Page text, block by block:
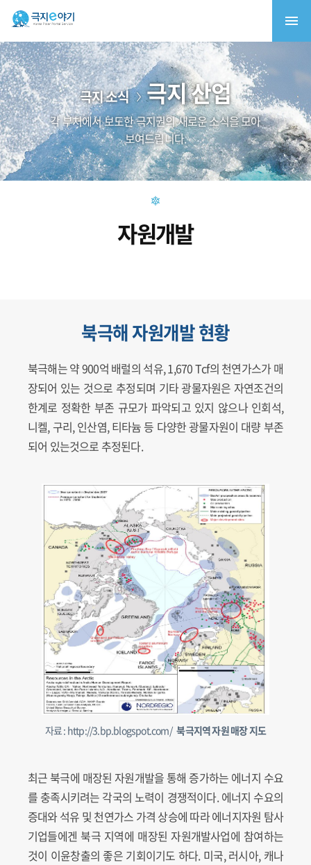
극지 소식 극지 산업
각 부처에서 보도한 극지권의 새로운 소식을 모아
보여드립니다.
자원개발
북극해 자원개발 현황
북극해는 약 900억 배럴의 석유, 1,670 Tcf의 천연가스가 매
장되어 있는 것으로 추정되며 기타 광물자원은 자연조건의
한계로 정확한 부존 규모가 파악되고 있지 않으나 인회석,
니켈, 구리, 인산염, 티타늄 등 다양한 광물자원이 대량 부존
되어 있는것으로 추정된다.
자료 : http://3.bp.blogspot.com/ 북극지역 자원 매장 지도
최근 북극에 매장된 자원개발을 통해 증가하는 에너지 수요
를 충족시키려는 각국의 노력이 경쟁적이다. 에너지 수요의
증대와 석유 및 천연가스 가격 상승에 따라 에너지자원 탐사
기업들에겐 북극 지역에 매장된 자원개발사업에 참여하는
것이 이윤창출의 좋은 기회이기도 하다. 미국, 러시아, 캐나